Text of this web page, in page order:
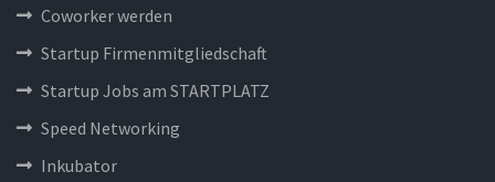
Coworker werden
Startup Firmenmitgliedschaft
Startup Jobs am STARTPLATZ
Speed Networking
Inkubator